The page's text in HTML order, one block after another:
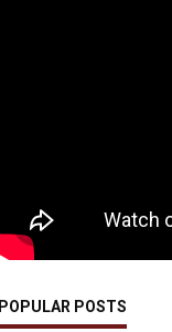
POPULAR POSTS